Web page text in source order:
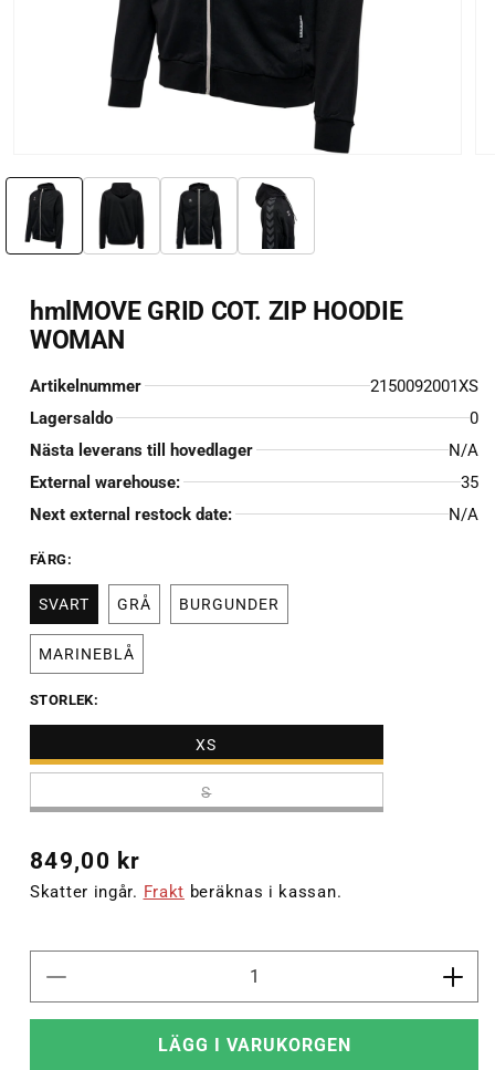
mediet
modalfönster
hmlMOVE GRID COT. ZIP HOODIE
WOMAN
Artikelnummer
2150092001XS
Lagersaldo
0
Nästa leverans till hovedlager
N/A
External warehouse:
35
Next external restock date:
N/A
FÄRG:
SVART GRÅ BURGUNDER
MARINEBLÅ
STORLEK:
XS
S
Ordinarie
pris
849,00 kr
Skatter ingår. Frakt beräknas i kassan.
kvantitet
Öka
LÄGG I VARUKORGEN